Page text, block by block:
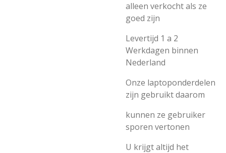
alleen verkocht als ze
goed zijn
Levertijd 1 a 2
Werkdagen binnen
Nederland
Onze laptoponderdelen
zijn gebruikt daarom
kunnen ze gebruiker
sporen vertonen
U krijgt altijd het